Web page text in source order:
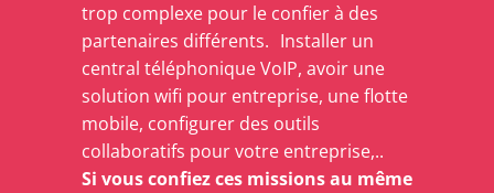
trop complexe pour le confier à des
partenaires différents. Installer un
central téléphonique VoIP, avoir une
solution wifi pour entreprise, une flotte
mobile, configurer des outils
collaboratifs pour votre entreprise,..
Si vous confiez ces missions au même